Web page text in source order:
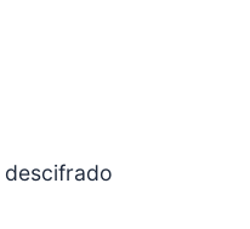
descifrado